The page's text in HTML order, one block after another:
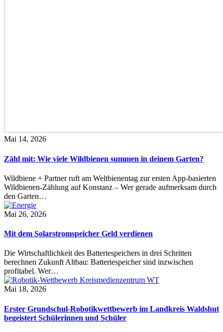
Mai 14, 2026
Zähl mit: Wie viele Wildbienen summen in deinem Garten?
Wildbiene + Partner ruft am Weltbienentag zur ersten App-basierten
Wildbienen-Zählung auf Konstanz – Wer gerade aufmerksam durch
den Garten…
Mai 26, 2026
Mit dem Solarstromspeicher Geld verdienen
Die Wirtschaftlichkeit des Batteriespeichers in drei Schritten
berechnen Zukunft Altbau: Batteriespeicher sind inzwischen
profitabel. Wer…
Mai 18, 2026
Erster Grundschul-Robotikwettbewerb im Landkreis Waldshut
begeistert Schülerinnen und Schüler